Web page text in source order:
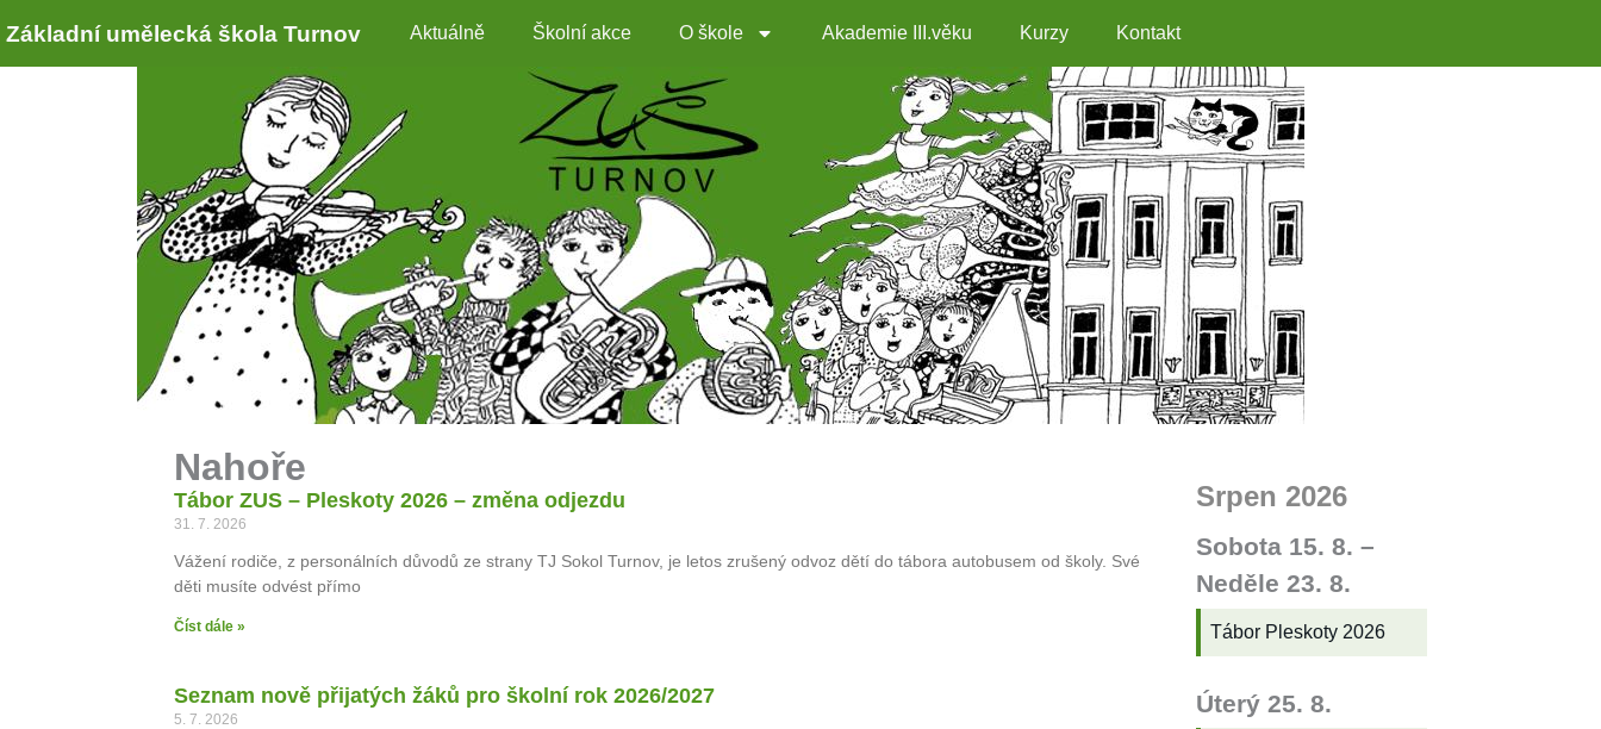
Základní umělecká škola Turnov Aktuálně Školní akce O škole Akademie III.věku Kurzy Kontakt
Nahoře
Tábor ZUS – Pleskoty 2026 – změna odjezdu
31. 7. 2026
Vážení rodiče, z personálních důvodů ze strany TJ Sokol Turnov, je letos zrušený odvoz dětí do tábora autobusem od školy. Své
děti musíte odvést přímo
Číst dále »
Seznam nově přijatých žáků pro školní rok 2026/2027
5. 7. 2026
Srpen 2026
Sobota 15. 8. –
Neděle 23. 8.
Tábor Pleskoty 2026
Úterý 25. 8.